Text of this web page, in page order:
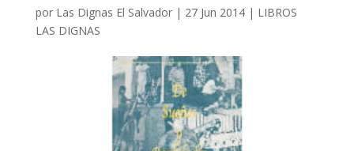
por Las Dignas El Salvador| 27 Jun 2014| LIBROS
LAS DIGNAS